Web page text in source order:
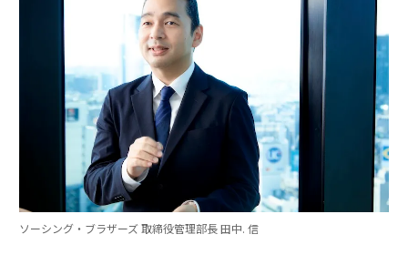
ソーシング・ブラザーズ 取締役管理部長 田中. 信